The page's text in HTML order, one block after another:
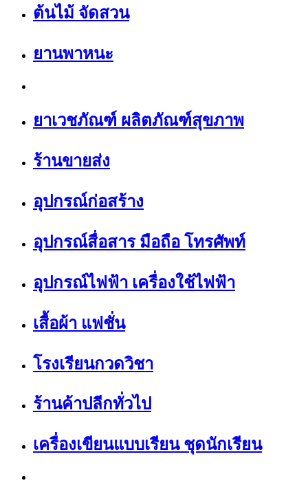
ต้นไม้ จัดสวน
ยานพาหนะ
ยาเวชภัณฑ์ ผลิตภัณฑ์สุขภาพ
ร้านขายส่ง
อุปกรณ์ก่อสร้าง
อุปกรณ์สื่อสาร มือถือ โทรศัพท์
อุปกรณ์ไฟฟ้า เครื่องใช้ไฟฟ้า
เสื้อผ้า แฟชั่น
โรงเรียนกวดวิชา
ร้านค้าปลีกทั่วไป
เครื่องเขียนแบบเรียน ชุดนักเรียน